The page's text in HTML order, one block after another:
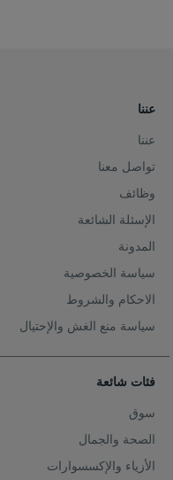
عننا
عننا
تواصل معنا
وظائف
الإسئلة الشائعة
المدونة
سياسة الخصوصية
الاحكام والشروط
سياسة منع الغش والإحتيال
فئات شائعة
سوق
الصحة والجمال
الأزياء والإكسسوارات